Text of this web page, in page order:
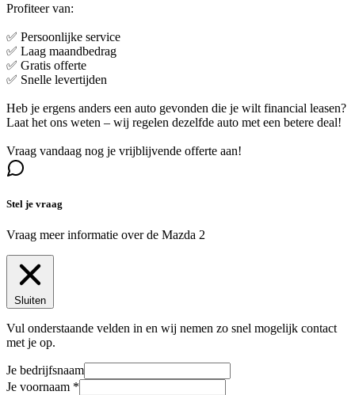
Profiteer van:
✅ Persoonlijke service
✅ Laag maandbedrag
✅ Gratis offerte
✅ Snelle levertijden
Heb je ergens anders een auto gevonden die je wilt financial leasen?
Laat het ons weten – wij regelen dezelfde auto met een betere deal!
Vraag vandaag nog je vrijblijvende offerte aan!
Stel je vraag
Vraag meer informatie over de Mazda 2
Sluiten
Vul onderstaande velden in en wij nemen zo snel mogelijk contact
met je op.
Je bedrijfsnaam
Je voornaam